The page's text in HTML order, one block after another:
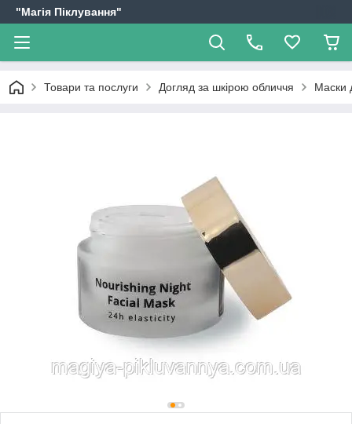
"Магія Піклування"
Товари та послуги Догляд за шкірою обличчя Маски